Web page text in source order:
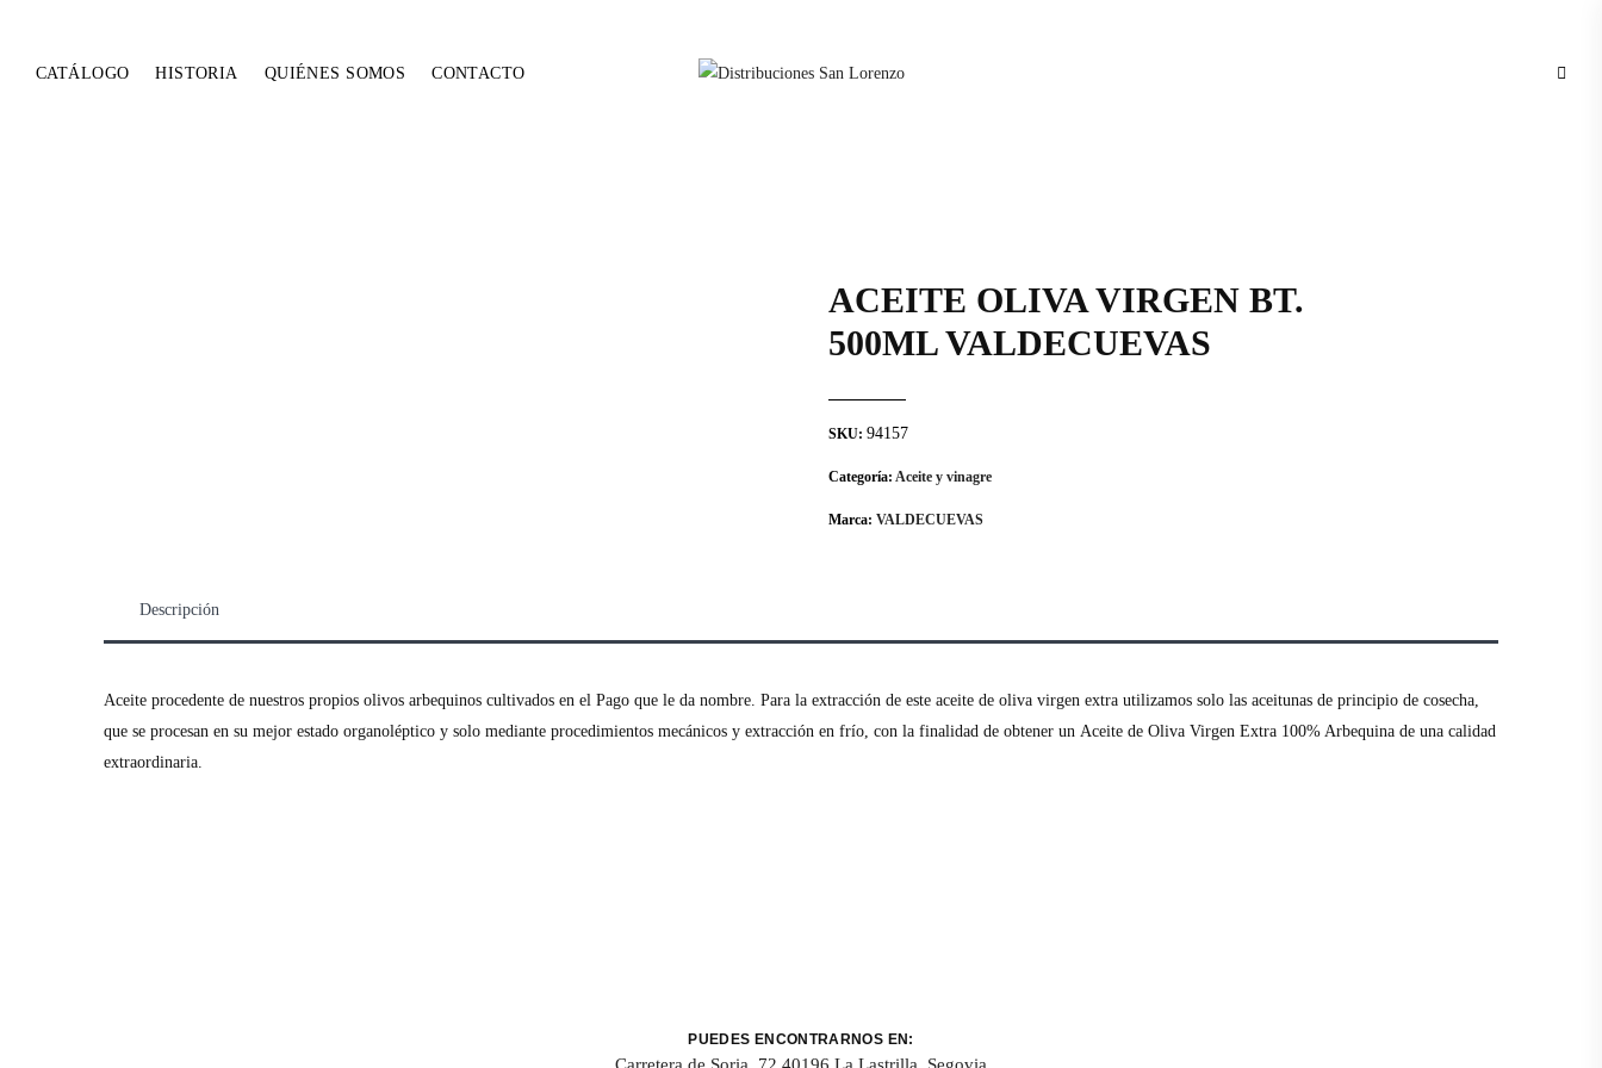
CATÁLOGO HISTORIA QUIÉNES SOMOS CONTACTO
ACEITE OLIVA VIRGEN BT.
500ML VALDECUEVAS
SKU:94157
Categoría:Aceite y vinagre
Marca:VALDECUEVAS
Descripción
Aceite procedente de nuestros propios olivos arbequinos cultivados en el Pago que le da nombre. Para la extracción de este aceite de oliva virgen extra utilizamos solo las aceitunas de principio de cosecha,
que se procesan en su mejor estado organoléptico y solo mediante procedimientos mecánicos y extracción en frío, con la finalidad de obtener un Aceite de Oliva Virgen Extra 100% Arbequina de una calidad
extraordinaria.
PUEDES ENCONTRARNOS EN:
Carretera de Soria, 72 40196 La Lastrilla, Segovia